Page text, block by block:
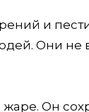
и
Они не
Он